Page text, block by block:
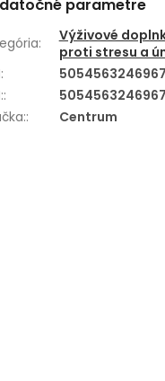
parametre
:
Výživové
proti stresu a
:
5054563246967
:
5054563246967
: Centrum